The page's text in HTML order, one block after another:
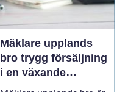
Mäklare upplands
bro trygg försäljning
i en växande
kommun